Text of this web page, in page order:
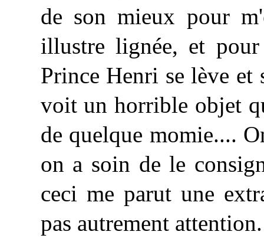
de son mieux pour
illustre lignée, et
Prince Henri se lève et
voit un horrible objet
de quelque momie....
on a soin de le
ceci me parut une
pas autrement attention.